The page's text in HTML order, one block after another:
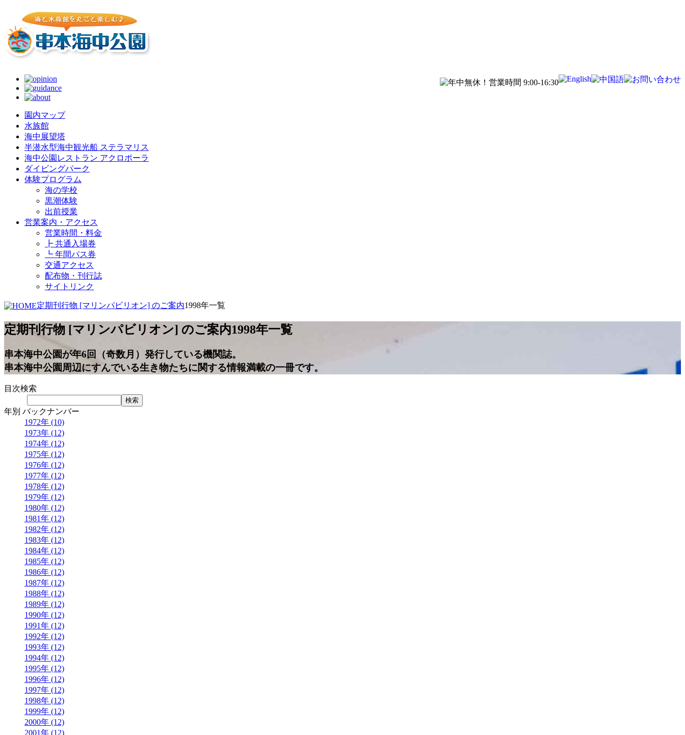
園内マップ
水族館
海中展望塔
半潜水型海中観光船 ステラマリス
海中公園レストラン アクロポーラ
ダイビングパーク
体験プログラム
海の学校
黒潮体験
出前授業
営業案内・アクセス
営業時間・料金
┣ 共通入場券
┗ 年間パス券
交通アクセス
配布物・刊行誌
サイトリンク
定期刊行物 [マリンパビリオン] のご案内1998年一覧
定期刊行物 [マリンパビリオン] のご案内1998年一覧
串本海中公園が年6回（奇数月）発行している機関誌。
串本海中公園周辺にすんでいる生き物たちに関する情報満載の一冊です。
目次検索
年別 バックナンバー
1972年 (10)
1973年 (12)
1974年 (12)
1975年 (12)
1976年 (12)
1977年 (12)
1978年 (12)
1979年 (12)
1980年 (12)
1981年 (12)
1982年 (12)
1983年 (12)
1984年 (12)
1985年 (12)
1986年 (12)
1987年 (12)
1988年 (12)
1989年 (12)
1990年 (12)
1991年 (12)
1992年 (12)
1993年 (12)
1994年 (12)
1995年 (12)
1996年 (12)
1997年 (12)
1998年 (12)
1999年 (12)
2000年 (12)
2001年 (12)